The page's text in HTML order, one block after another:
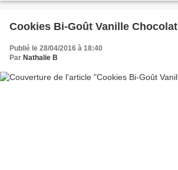
Cookies Bi-Goût Vanille Chocolat
Publié le 28/04/2016 à 18:40
Par Nathalie B